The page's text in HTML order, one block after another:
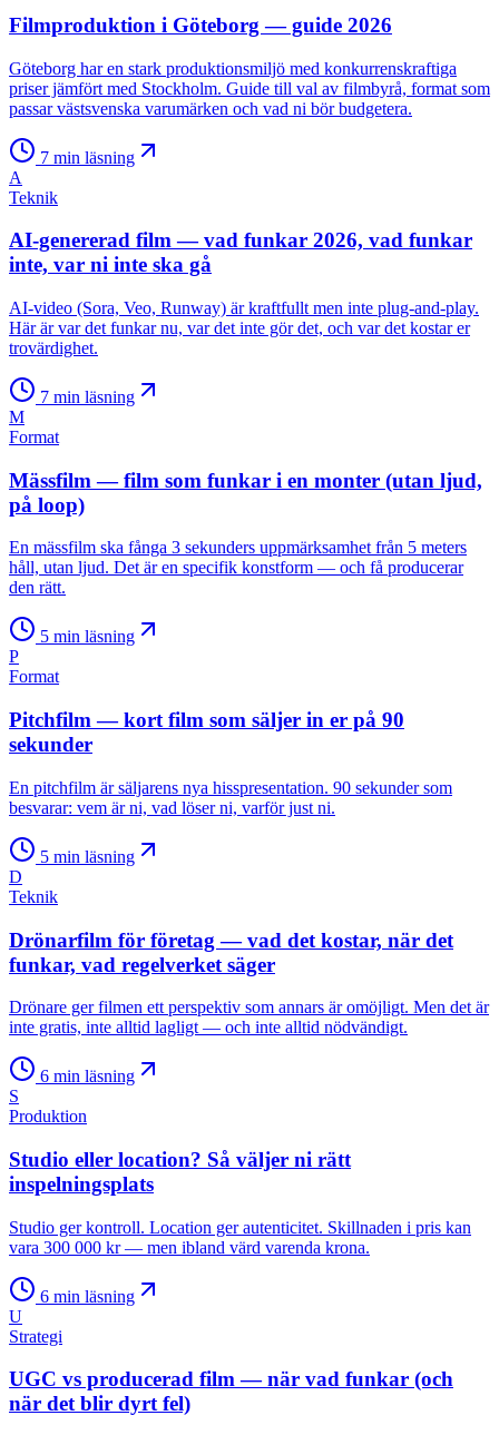
Filmproduktion i Göteborg — guide 2026
Göteborg har en stark produktionsmiljö med konkurrenskraftiga
priser jämfört med Stockholm. Guide till val av filmbyrå, format som
passar västsvenska varumärken och vad ni bör budgetera.
7 min läsning
A
Teknik
AI-genererad film — vad funkar 2026, vad funkar
inte, var ni inte ska gå
AI-video (Sora, Veo, Runway) är kraftfullt men inte plug-and-play.
Här är var det funkar nu, var det inte gör det, och var det kostar er
trovärdighet.
7 min läsning
M
Format
Mässfilm — film som funkar i en monter (utan ljud,
på loop)
En mässfilm ska fånga 3 sekunders uppmärksamhet från 5 meters
håll, utan ljud. Det är en specifik konstform — och få producerar
den rätt.
5 min läsning
P
Format
Pitchfilm — kort film som säljer in er på 90
sekunder
En pitchfilm är säljarens nya hisspresentation. 90 sekunder som
besvarar: vem är ni, vad löser ni, varför just ni.
5 min läsning
D
Teknik
Drönarfilm för företag — vad det kostar, när det
funkar, vad regelverket säger
Drönare ger filmen ett perspektiv som annars är omöjligt. Men det är
inte gratis, inte alltid lagligt — och inte alltid nödvändigt.
6 min läsning
S
Produktion
Studio eller location? Så väljer ni rätt
inspelningsplats
Studio ger kontroll. Location ger autenticitet. Skillnaden i pris kan
vara 300 000 kr — men ibland värd varenda krona.
6 min läsning
U
Strategi
UGC vs producerad film — när vad funkar (och
när det blir dyrt fel)